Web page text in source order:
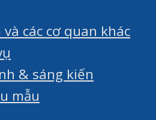
các cơ quan khác
& sáng kiến
mẫu